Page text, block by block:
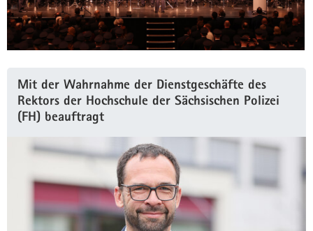
Mit der Wahrnahme der Dienstgeschäfte des
Rektors der Hochschule der Sächsischen Polizei
(FH) beauftragt